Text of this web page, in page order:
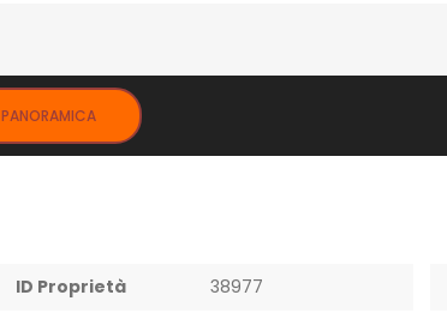
PANORAMICA
ID Proprietà 38977